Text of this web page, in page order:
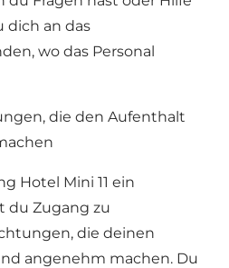
dich an das
wo das Personal
die den Aufenthalt
Hotel Mini 11 ein
du Zugang zu
die deinen
angenehm machen. Du